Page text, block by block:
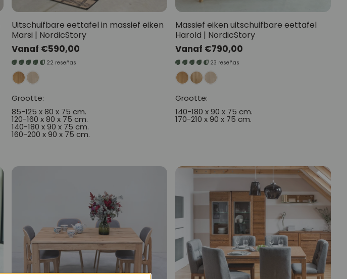
Uitschuifbare eettafel in massief eiken
Marsi | NordicStory
Normale
prijs
Vanaf €590,00
22 reseñas
Grootte:
85-125 x 80 x 75 cm.
120-160 x 80 x 75 cm.
140-180 x 90 x 75 cm.
160-200 x 90 x 75 cm.
Massief eiken uitschuifbare eettafel
Harold | NordicStory
Normale
prijs
Vanaf €790,00
23 reseñas
Grootte:
140-180 x 90 x 75 cm.
170-210 x 90 x 75 cm.